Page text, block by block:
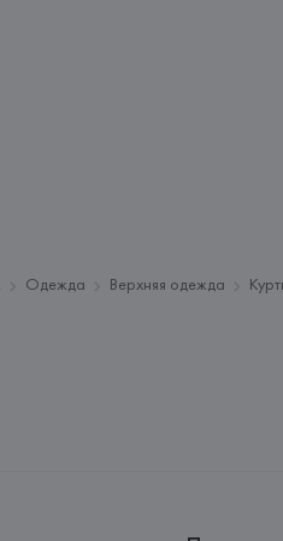
Одежда Верхняя одежда